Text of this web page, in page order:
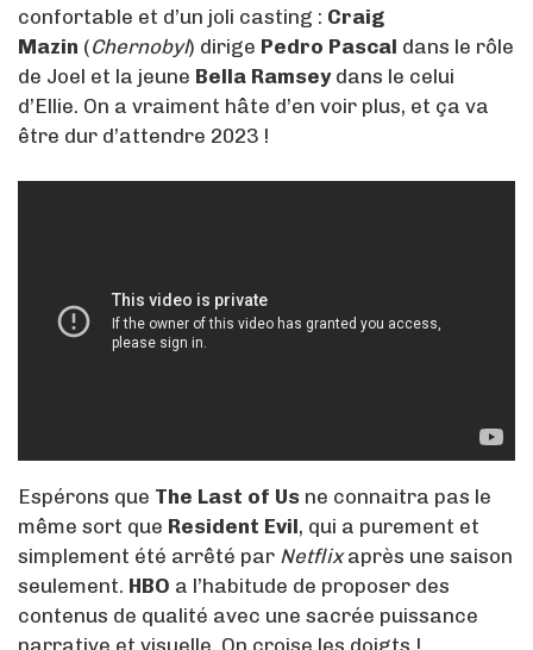
confortable et d’un joli casting : Craig
Mazin (Chernobyl) dirige Pedro Pascal dans le rôle
de Joel et la jeune Bella Ramsey dans le celui
d’Ellie. On a vraiment hâte d’en voir plus, et ça va
être dur d’attendre 2023 !
Espérons que The Last of Us ne connaitra pas le
même sort que Resident Evil, qui a purement et
simplement été arrêté par Netflixaprès une saison
seulement. HBO a l’habitude de proposer des
contenus de qualité avec une sacrée puissance
narrative et visuelle. On croise les doigts !